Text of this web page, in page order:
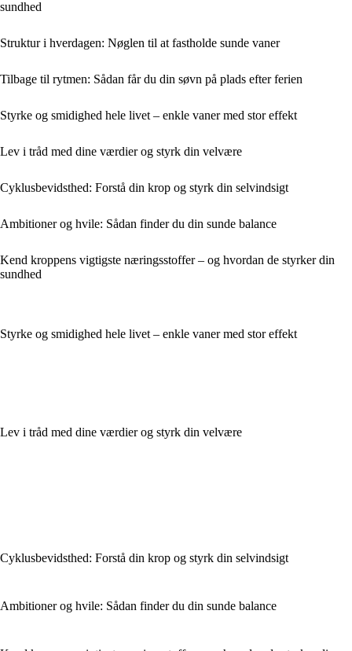
sundhed
Struktur i hverdagen: Nøglen til at fastholde sunde vaner
Tilbage til rytmen: Sådan får du din søvn på plads efter ferien
Styrke og smidighed hele livet – enkle vaner med stor effekt
Lev i tråd med dine værdier og styrk din velvære
Cyklusbevidsthed: Forstå din krop og styrk din selvindsigt
Ambitioner og hvile: Sådan finder du din sunde balance
Kend kroppens vigtigste næringsstoffer – og hvordan de styrker din
sundhed
Styrke og smidighed hele livet – enkle vaner med stor effekt
Lev i tråd med dine værdier og styrk din velvære
Cyklusbevidsthed: Forstå din krop og styrk din selvindsigt
Ambitioner og hvile: Sådan finder du din sunde balance